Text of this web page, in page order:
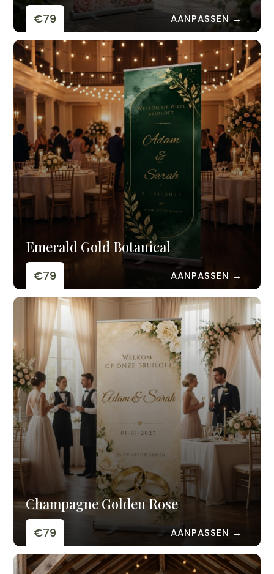
€79 AANPASSEN →
Emerald Gold Botanical
€79 AANPASSEN →
Champagne Golden Rose
€79 AANPASSEN →